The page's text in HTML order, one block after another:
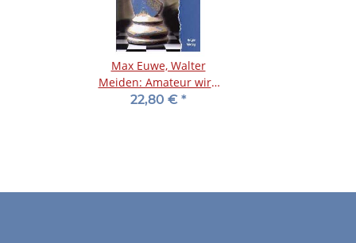
Max Euwe, Walter
Meiden: Amateur wird
Meister
22,80 € *